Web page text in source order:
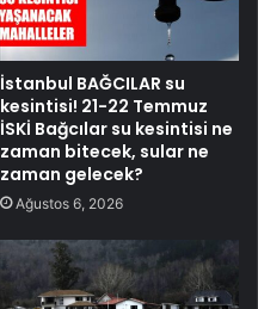
İstanbul BAĞCILAR su
kesintisi! 21-22 Temmuz
İSKİ Bağcılar su kesintisi ne
zaman bitecek, sular ne
zaman gelecek?
Ağustos 6, 2026